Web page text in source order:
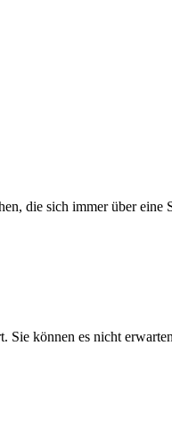
die sich immer über eine
Sie können es nicht